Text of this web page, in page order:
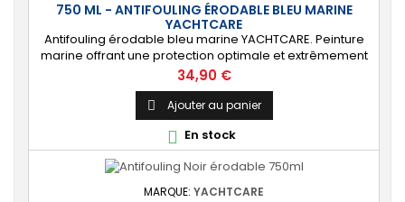
750 ML - ANTIFOULING ÉRODABLE BLEU MARINE
YACHTCARE
Antifouling érodable bleu marine YACHTCARE. Peinture
marine offrant une protection optimale et extrêmement
durable de la carène pour les bateaux jusqu’à 25
nœuds. ⚙️ [Tout support] Protège toutes les coques en
polyester, bois et acier contre les salissures. Ne convient
PAS à l’aluminium et aux alliages légers. 🔝 [Haute
protection] Matrice lisse permettant...
Prix
34,90 €
 Ajouter au panier
 En stock
MARQUE: YACHTCARE